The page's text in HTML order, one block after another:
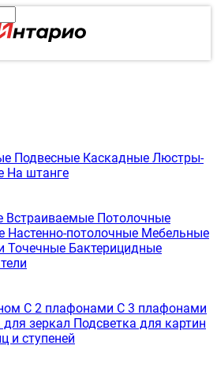
Подвесные Каскадные Люстры-
На штанге
Встраиваемые Потолочные
Настенно-потолочные Мебельные
Точечные Бактерицидные
С 2 плафонами С 3 плафонами
для зеркал Подсветка для картин
и ступеней